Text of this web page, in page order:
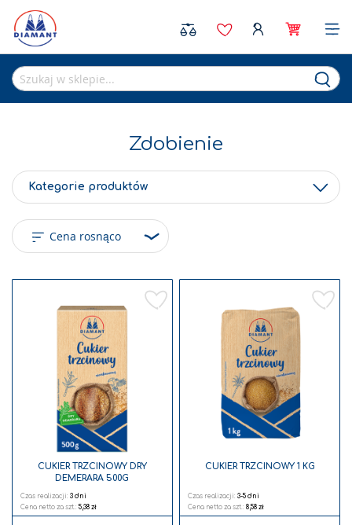
Zdobienie
CUKIER TRZCINOWY DRY
DEMERARA 500G
5,38 zł
Czas realizacji: 3 dni
CUKIER TRZCINOWY 1 KG
8,58 zł
Czas realizacji:3-5 dni
Kategorie produktów